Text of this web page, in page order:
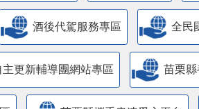
酒後代駕服務專區 全民
主更新輔導團網站專區 苗栗